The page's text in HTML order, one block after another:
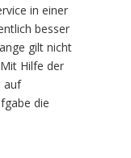
in einer
besser
gilt nicht
Hilfe der
auf
die